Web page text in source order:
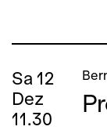
Sa 12
Dez
11.30